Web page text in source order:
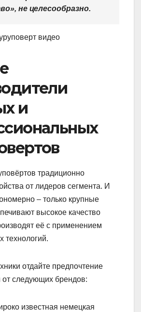
не целесообразно.
видео
и
традиционно
от лидеров сегмента. И
– только крупные
высокое качество
её с применением
технологий.
отдайте предпочтение
следующих брендов:
известная немецкая